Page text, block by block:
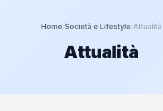
Home /Società e Lifestyle /Attualità
Attualità